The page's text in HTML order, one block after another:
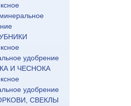
удобрение
И ЧЕСНОКА
удобрение
СВЕКЛЫ